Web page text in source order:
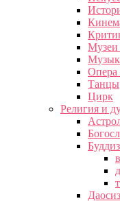
Музеи
Опера
Танцы
Цирк
Религия и